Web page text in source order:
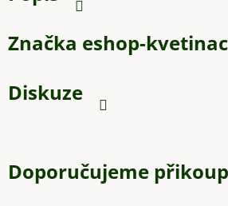
Značka eshop-
Diskuze
Doporučujeme